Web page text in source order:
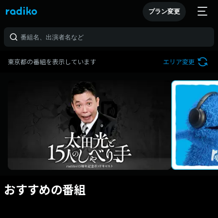
プラン変更
東京都の番組を表示しています エリア変更
おすすめの番組